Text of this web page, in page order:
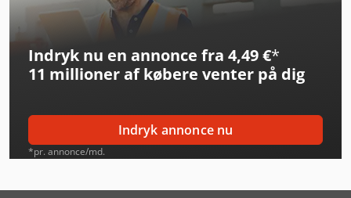
Jufeba Ln-2
Kaeser Sm 13 T
Linde A
Linde D12
Indryk nu en annonce fra 4,49 €*
11 millioner af købere venter på dig
Indryk annonce nu
*pr. annonce/md.